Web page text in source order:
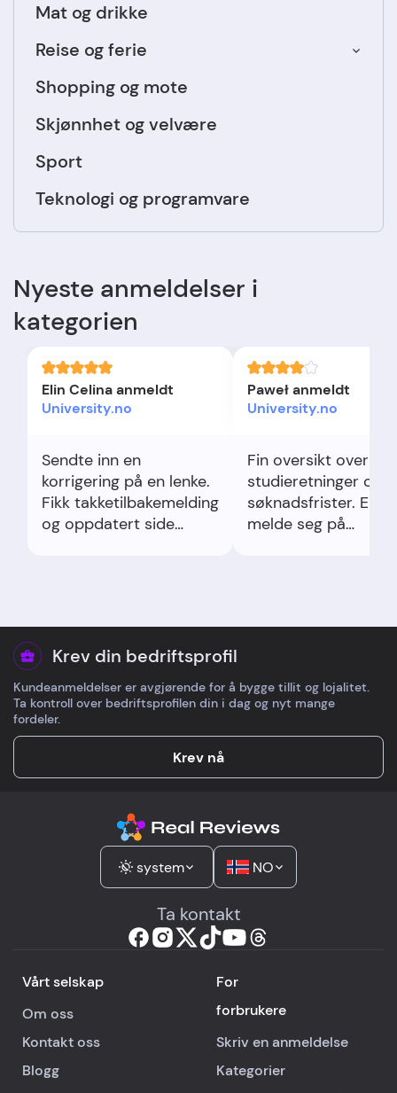
Mat og drikke
Reise og ferie
Shopping og mote
Skjønnhet og velvære
Sport
Teknologi og programvare
Nyeste anmeldelser i
kategorien
Elin Celina anmeldt
University.no
Sendte inn en
korrigering på en lenke.
Fikk takketilbakemelding
og oppdatert side
Paweł anmeldt
University.no
Fin oversikt over
studieretninger og
søknadsfrister.
melde seg på
Krev din bedriftsprofil
Kundeanmeldelser er avgjørende for å bygge tillit og lojalitet.
Ta kontroll over bedriftsprofilen din i dag og nyt mange
fordeler.
Krev nå
system NO
Ta kontakt
Vårt selskap
Om oss
Kontakt oss
Blogg
For
forbrukere
Skriv en anmeldelse
Kategorier